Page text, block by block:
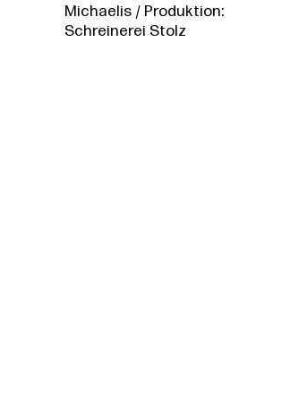
Michaelis / Produktion:
Schreinerei Stolz